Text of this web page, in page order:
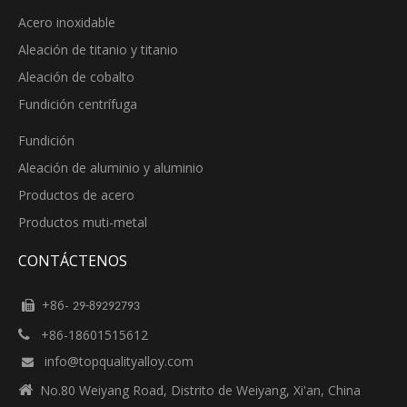
Acero inoxidable
Aleación de titanio y titanio
Aleación de cobalto
Fundición centrífuga
Fundición
Aleación de aluminio y aluminio
Productos de acero
Productos muti-metal
CONTÁCTENOS
 +86- 29-89292793
 +86-18601515612
 info@topqualityalloy.com
 No.80 Weiyang Road, Distrito de Weiyang, Xi'an, China